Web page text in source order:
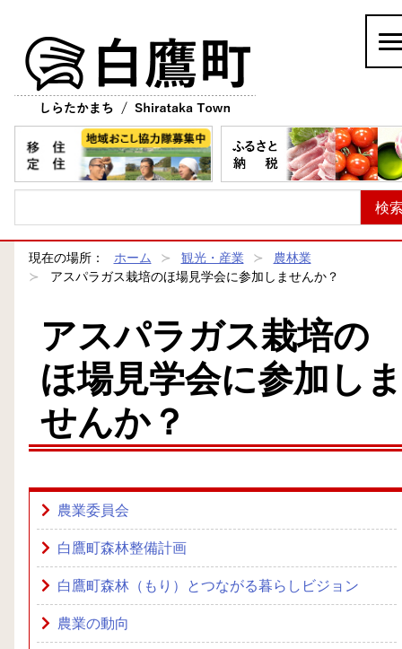
現在の場所： ホーム 観光・産業
農林業
アスパラガス栽培のほ場見学会に参加しませんか？
アスパラガス栽培の
ほ場見学会に参加しま
せんか？
農業委員会
白鷹町森林整備計画
白鷹町森林（もり）とつながる暮らしビジョン
農業の動向